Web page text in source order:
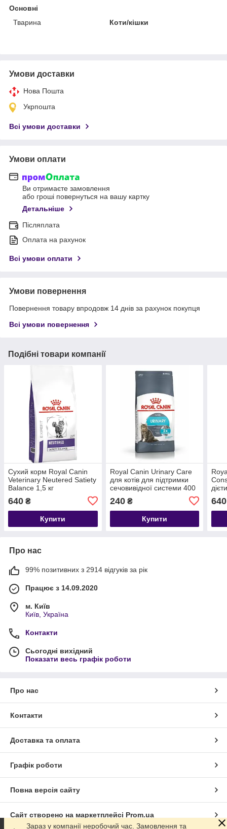
Основні
Тварина
Коти/кішки
Умови доставки
Нова Пошта
Укрпошта
Всі умови доставки
Умови оплати
Ви отримаєте замовлення
або гроші повернуться на вашу картку
Детальніше
Післяплата
Оплата на рахунок
Всі умови оплати
Умови повернення
Повернення товару впродовж 14 днів за рахунок покупця
Всі умови повернення
Подібні товари компанії
Сухий корм Royal Canin
Veterinary Neutered Satiety
Balance 1,5 кг
640 ₴
Купити
Royal Canin Urinary Care
для котів для підтримки
сечовивідної системи 400
240₴
Купити
640
Про нас
99% позитивних з 2914 відгуків за рік
Працює з 14.09.2020
м. Київ
Київ, Україна
Контакти
Сьогодні вихідний
Показати весь графік роботи
Про нас
Контакти
Доставка та оплата
Графік роботи
Повна версія сайту
Сайт створено на маркетплейсі Prom.ua
Зараз у компанії неробочий час. Замовлення та